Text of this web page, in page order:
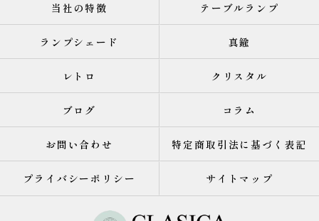
当社の特徴 テーブルランプ
ランプシェード 真鍮
レトロ クリスタル
ブログ コラム
お問い合わせ 特定商取引法に基づく表記
プライバシーポリシー サイトマップ